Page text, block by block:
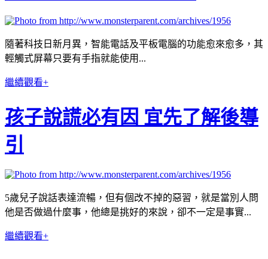
隨著科技日新月異，智能電話及平板電腦的功能愈來愈多，其
輕觸式屏幕只要有手指就能使用...
繼續觀看+
孩子說謊必有因 宜先了解後導
引
5歲兒子說話表達流暢，但有個改不掉的惡習，就是當別人問
他是否做過什麼事，他總是挑好的來說，卻不一定是事實...
繼續觀看+